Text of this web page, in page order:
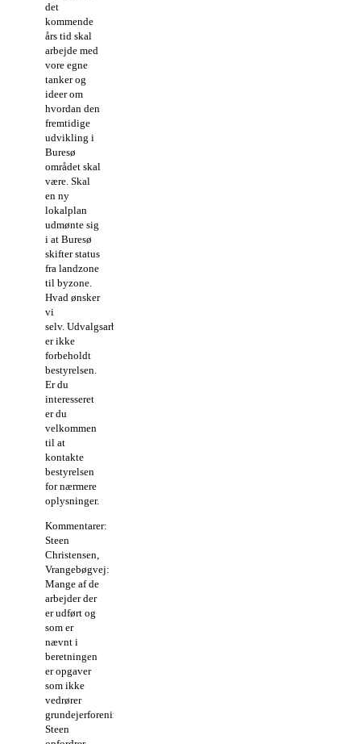
det
kommende
års tid skal
arbejde med
vore egne
tanker og
ideer om
hvordan den
fremtidige
udvikling i
Buresø
området skal
være. Skal
en ny
lokalplan
udmønte sig
i at Buresø
skifter status
fra landzone
til byzone.
Hvad ønsker
vi
selv. Udvalgsarbejdet
er ikke
forbeholdt
bestyrelsen.
Er du
interesseret
er du
velkommen
til at
kontakte
bestyrelsen
for nærmere
oplysninger.
Kommentarer:
Steen
Christensen,
Vrangebøgvej:
Mange af de
arbejder der
er udført og
som er
nævnt i
beretningen
er opgaver
som ikke
vedrører
grundejerforeningen.
Steen